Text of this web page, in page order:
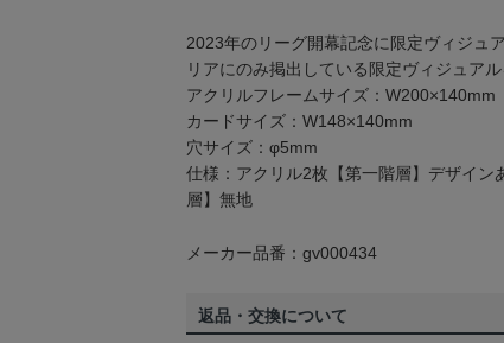
2023年のリーグ開幕記念に限定ヴィジュ
リアにのみ掲出している限定ヴィジュアル
アクリルフレームサイズ：W200×140mm
カードサイズ：W148×140mm
穴サイズ：φ5mm
仕様：アクリル2枚【第一階層】デザイン
層】無地
メーカー品番：gv000434
返品・交換について